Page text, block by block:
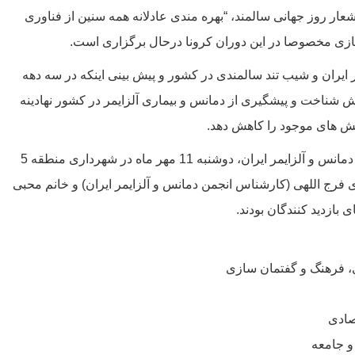
تکریم سالمند، ششم لغایت دوازدهم مهرماه 1400 با شعار روز جهانی سالمند، “بهره مندی عادلانه همه سنین از فناوری
مخصوصا در این دوران کرونا درحال برگزاری است.
آلزایمر در ایران و شیب تند سالمندی در کشور و پیش بینی اینکه در سه دهه
آموزش شناخت و پیشگیری از دمانس و بیماری آلزایمر در کشور نهادینه
های موجود را کاهش دهد.
به مناسبت روز جهانی سالمند و هفته تکریم سالمند، انجمن دمانس و آلزایمر ایران، دوشنبه 11 مهر ماه در شهرداری منطقه 5
فرج اللهی (کارشناس انجمن دمانس و آلزایمر ایران) و خانم محبی
کنندگان بودند.